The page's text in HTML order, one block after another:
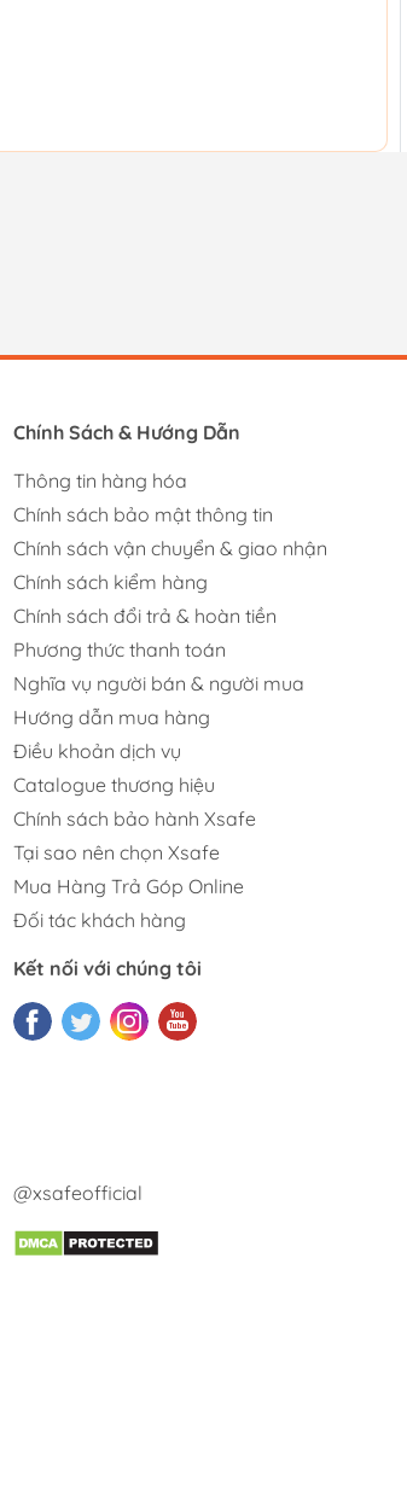
Chính Sách & Hướng Dẫn
Thông tin hàng hóa
Chính sách bảo mật thông tin
Chính sách vận chuyển & giao nhận
Chính sách kiểm hàng
Chính sách đổi trả & hoàn tiền
Phương thức thanh toán
Nghĩa vụ người bán & người mua
Hướng dẫn mua hàng
Điều khoản dịch vụ
Catalogue thương hiệu
Chính sách bảo hành Xsafe
Tại sao nên chọn Xsafe
Mua Hàng Trả Góp Online
Đối tác khách hàng
Kết nối với chúng tôi
@xsafeofficial